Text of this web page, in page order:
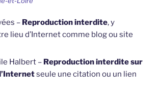
– Reproduction interdite
lieu d’Internet comme blog ou site
Halbert – Reproduction interdite sur
seule une citation ou un lien